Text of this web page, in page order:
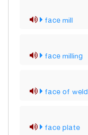
face mill
face milling
face of weld
face plate